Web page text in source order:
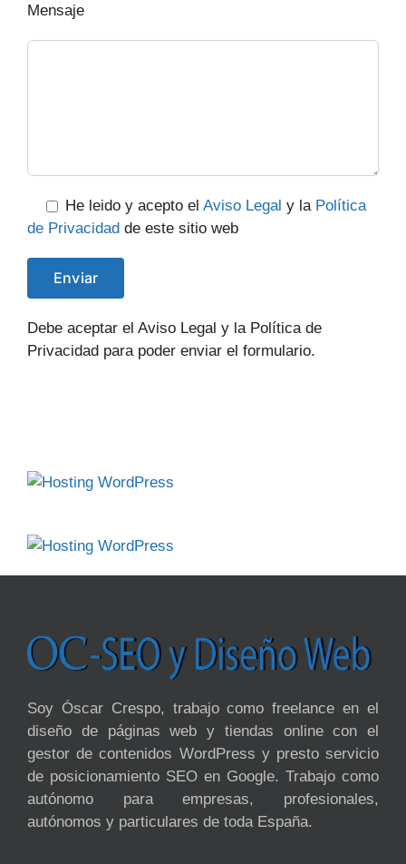
Mensaje
He leido y acepto el Aviso Legal y la Política
de Privacidad de este sitio web
Debe aceptar el Aviso Legal y la Política de
Privacidad para poder enviar el formulario.
Soy Óscar Crespo, trabajo como freelance en el
diseño de páginas web y tiendas online con el
gestor de contenidos WordPress y presto servicio
de posicionamiento SEO en Google. Trabajo como
autónomo para empresas, profesionales,
autónomos y particulares de toda España.